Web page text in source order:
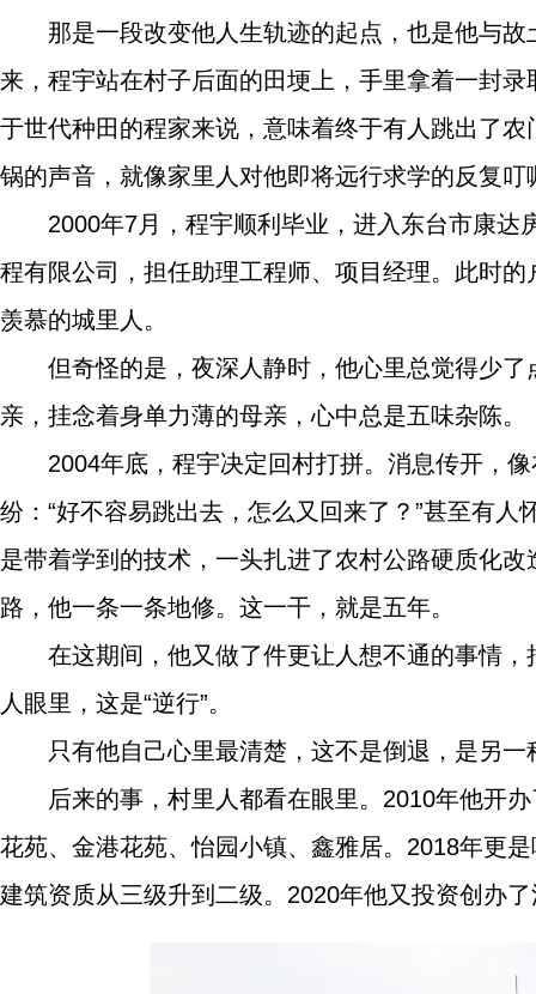
那是一段改变他人生轨迹的起点，也是他与
来，程宇站在村子后面的田埂上，手里拿着一封
于世代种田的程家来说，意味着终于有人跳出了
锅的声音，就像家里人对他即将远行求学的反复
2000年7月，程宇顺利毕业，进入东台市康
程有限公司，担任助理工程师、项目经理。此时的
羡慕的城里人。
但奇怪的是，夜深人静时，他心里总觉得少
亲，挂念着身单力薄的母亲，心中总是五味杂陈。
2004年底，程宇决定回村打拼。消息传开，
纷：“好不容易跳出去，怎么又回来了？”甚至有
是带着学到的技术，一头扎进了农村公路硬质化
路，他一条一条地修。这一干，就是五年。
在这期间，他又做了件更让人想不通的事情
人眼里，这是“逆行”。
只有他自己心里最清楚，这不是倒退，是另一
后来的事，村里人都看在眼里。2010年他开
花苑、金港花苑、怡园小镇、鑫雅居。2018年更
建筑资质从三级升到二级。2020年他又投资创办